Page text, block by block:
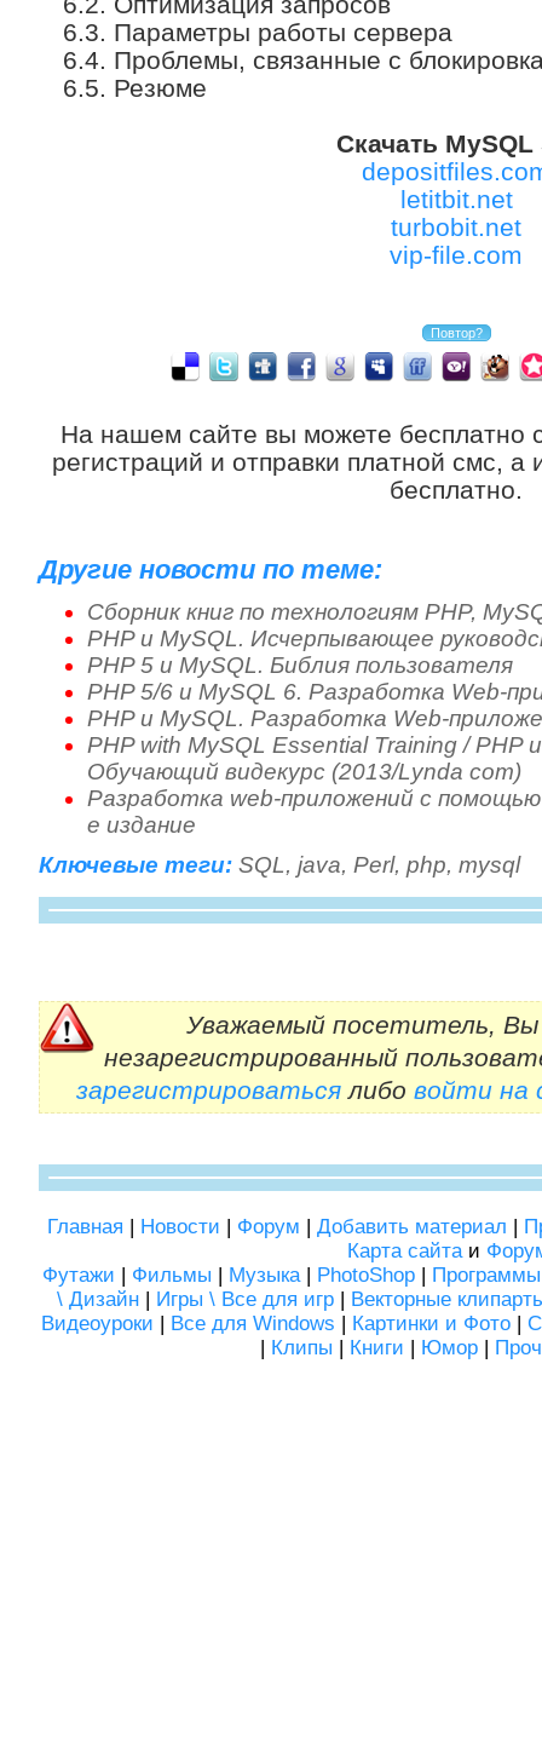
6.3. Параметры работы сервера
6.4. Проблемы, связанные с
6.5. Резюме
Скачать MySQL
letitbit.net
turbobit.net
vip-file.com
На нашем сайте вы можете бесплатно
регистраций и отправки платной смс, а
бесплатно.
Другие новости по теме:
Сборник книг по технологиям PHP,
PHP и MySQL. Исчерпывающее
PHP 5 и MySQL. Библия пользователя
PHP 5/6 и MySQL 6. Разработка Web-
PHP и MySQL. Разработка Web-
PHP with MySQL Essential Training / PHP
Обучающий видекурс (2013/Lynda com)
Разработка web-приложений с
е издание
Ключевые теги: SQL, java, Perl, php, mysql
Уважаемый посетитель, Вы
незарегистрированный
зарегистрироватьсялибо войти на
Главная | Новости | Форум | Добавить материал |
Карта сайтаи
Футажи | Фильмы | Музыка| PhotoShop | Программы
\ Дизайн | Игры \ Все для игр | Векторные
Видеоуроки | Все для Windows | Картинки и Фото|
| Клипы | Книги | Юмор |